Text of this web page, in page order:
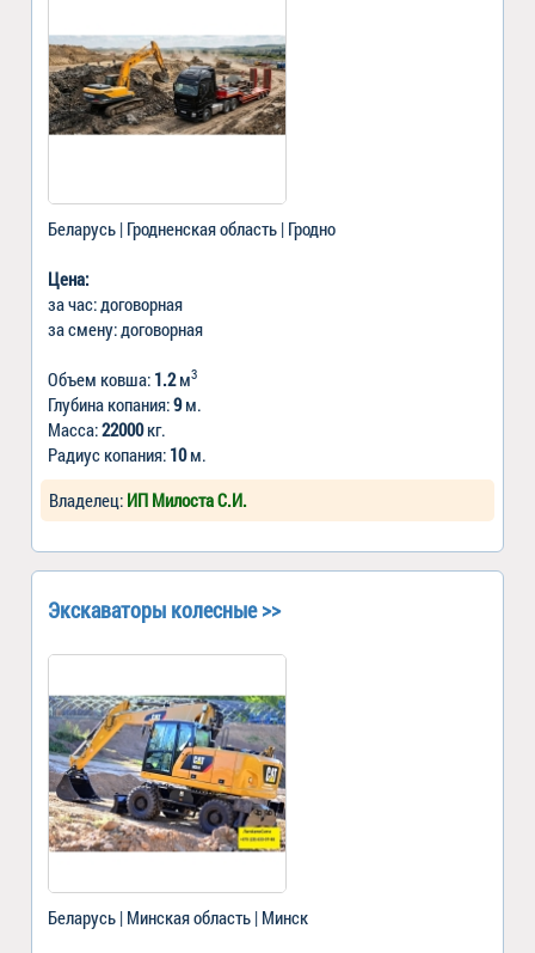
Беларусь | Гродненская область | Гродно
Цена:
за час: договорная
за смену: договорная
Объем ковша: 1.2м3
Глубина копания:9м.
Масса:22000кг.
Радиус копания: 10м.
Владелец: ИП Милоста С.И.
Экскаваторы колесные >>
Беларусь | Минская область | Минск